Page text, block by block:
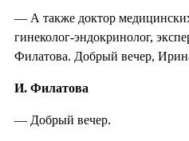
— А также доктор
гинеколог-эндокринолог,
Филатова. Добрый вечер,
И. Филатова
— Добрый вечер.